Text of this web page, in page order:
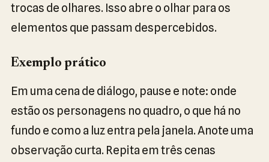
trocas de olhares. Isso abre o olhar para os
elementos que passam despercebidos.
Exemplo prático
Em uma cena de diálogo, pause e note: onde
estão os personagens no quadro, o que há no
fundo e como a luz entra pela janela. Anote uma
observação curta. Repita em três cenas